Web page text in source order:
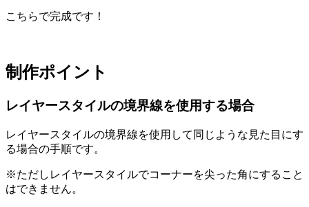
こちらで完成です！
制作ポイント
レイヤースタイルの境界線を使用する場合
レイヤースタイルの境界線を使用して同じような見た目にす
る場合の手順です。
※ただしレイヤースタイルでコーナーを尖った角にすること
はできません。